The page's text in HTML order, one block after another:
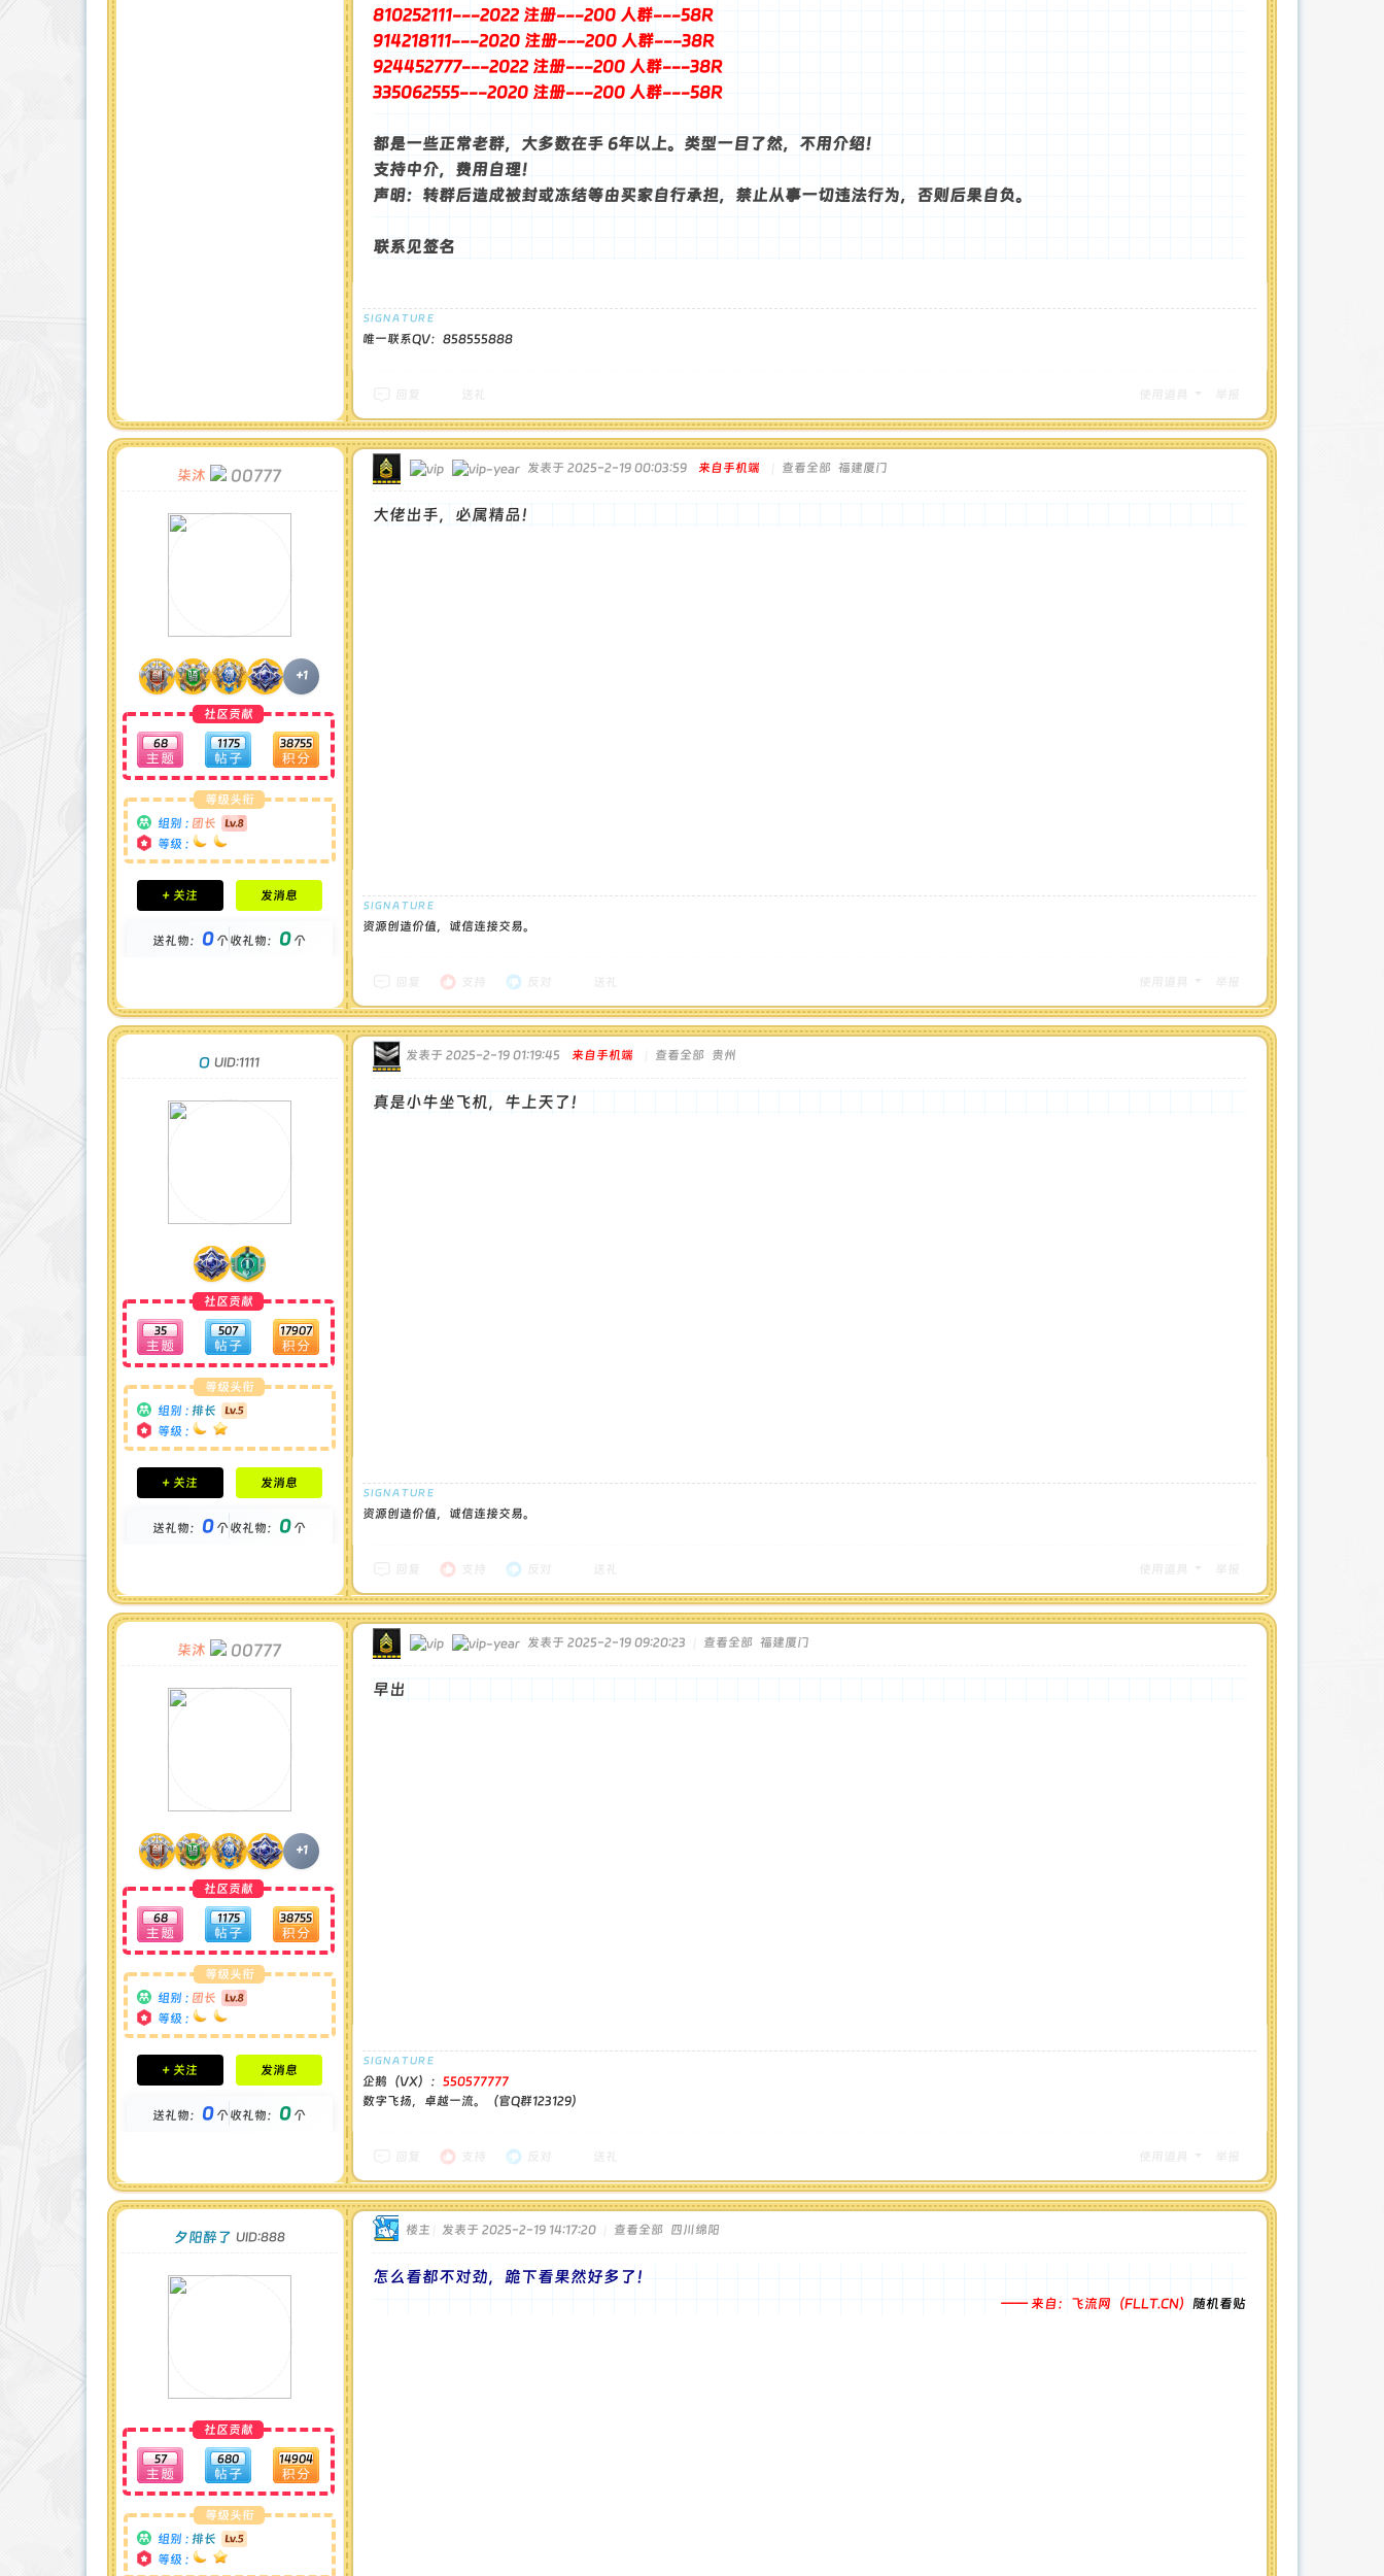
810252111---2022 注册---200 人群---58R
914218111---2020 注册---200 人群---38R
924452777---2022 注册---200 人群---38R
335062555---2020 注册---200 人群---58R
都是一些正常老群，大多数在手 6年以上。类型一目了然，不用介绍！
支持中介，费用自理！
声明：转群后造成被封或冻结等由买家自行承担，禁止从事一切违法行为，否则后果自负。
联系见签名
唯一联系QV：858555888
柒沐 00777
+1
社区贡献
68 1175 38755
等级头衔
组别 : 团长
等级 :
积分成就
钻石 : 1 颗
金币 : 0 枚
+ 关注 发消息
送礼物： 0个收礼物： 0个
发表于 2025-2-19 00:03:59 来自手机端 查看全部 福建厦门
大佬出手，必属精品！
资源创造价值，诚信连接交易。
O UID:1111
社区贡献
35 507 17907
等级头衔
组别 : 排长
等级 :
积分成就
钻石 : 1 颗
金币 : 0 枚
+ 关注 发消息
送礼物： 0个收礼物： 0个
发表于 2025-2-19 01:19:45 来自手机端 查看全部 贵州
真是小牛坐飞机，牛上天了！
资源创造价值，诚信连接交易。
柒沐 00777
+1
社区贡献
68 1175 38755
等级头衔
组别 : 团长
等级 :
积分成就
钻石 : 1 颗
金币 : 0 枚
+ 关注 发消息
送礼物： 0个收礼物： 0个
发表于 2025-2-19 09:20:23 查看全部 福建厦门
早出
企鹅（VX）： 550577777
数字飞扬，卓越一流。（官Q群123129）
夕阳醉了 UID:888
社区贡献
57 680 14904
等级头衔
组别 : 排长
等级 :
楼主 发表于 2025-2-19 14:17:20 查看全部 四川绵阳
怎么看都不对劲，跪下看果然好多了！
—— 来自：飞流网（FLLT.CN） 随机看贴